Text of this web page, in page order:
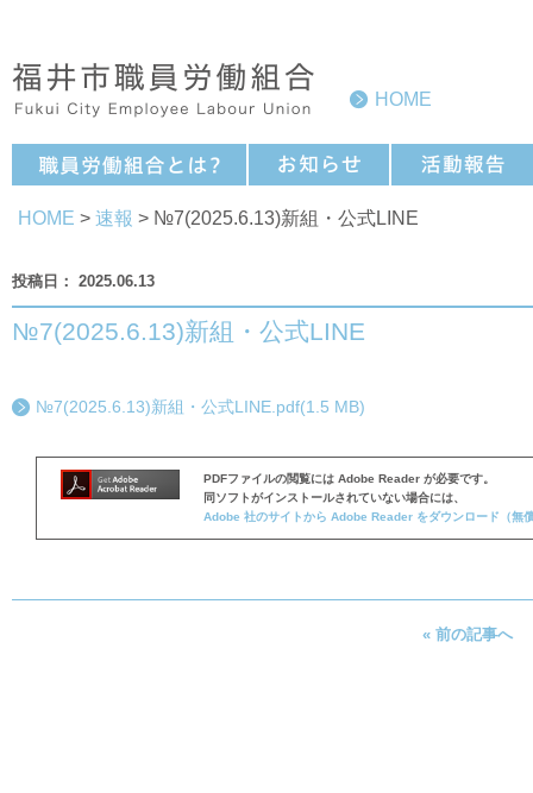
HOME
HOME > 速報 > №7(2025.6.13)新組・公式LINE
2025.06.13
№7(2025.6.13)新組・公式LINE
№7(2025.6.13)新組・公式LINE.pdf(1.5 MB)
PDFファイルの閲覧には Adobe Reader が必要です。
同ソフトがインストールされていない場合には、
Adobe 社のサイトから Adobe Reader をダウンロード（無
« 前の記事へ